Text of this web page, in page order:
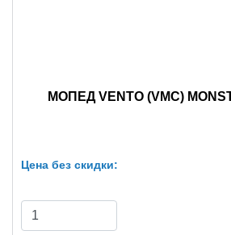
МОПЕД VENTO (VMC)
Цена без скидки: